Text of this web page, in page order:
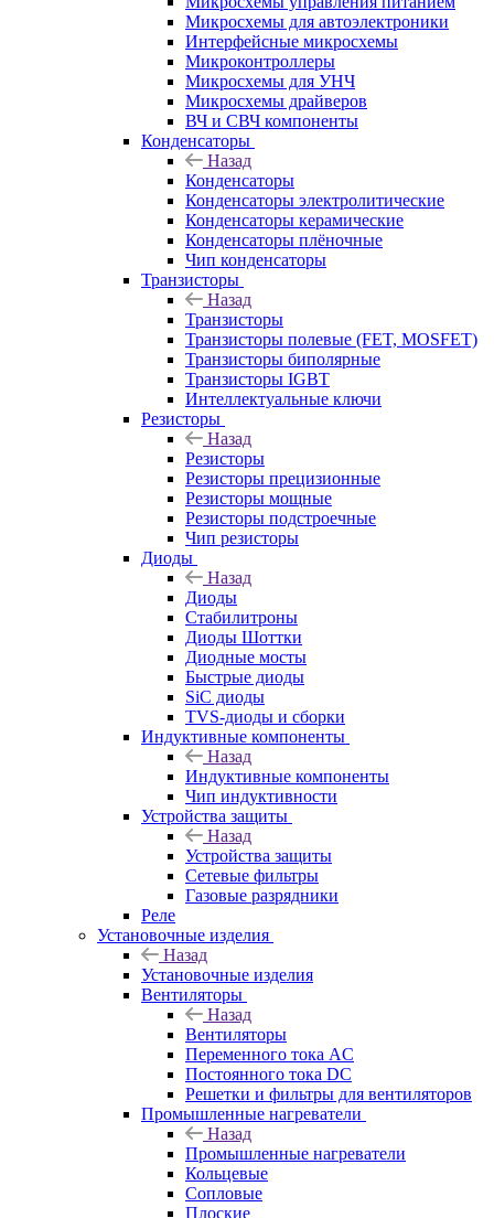
Микросхемы для автоэлектроники
Интерфейсные микросхемы
Микроконтроллеры
Микросхемы для УНЧ
Микросхемы драйверов
ВЧ и СВЧ компоненты
Конденсаторы
Назад
Конденсаторы
Конденсаторы электролитические
Конденсаторы керамические
Конденсаторы плёночные
Чип конденсаторы
Транзисторы
Назад
Транзисторы
Транзисторы полевые (FET, MOSFET)
Транзисторы биполярные
Транзисторы IGBT
Интеллектуальные ключи
Резисторы
Назад
Резисторы
Резисторы прецизионные
Резисторы мощные
Резисторы подстроечные
Чип резисторы
Диоды
Назад
Диоды
Стабилитроны
Диоды Шоттки
Диодные мосты
Быстрые диоды
SiC диоды
TVS-диоды и сборки
Индуктивные компоненты
Назад
Индуктивные компоненты
Чип индуктивности
Устройства защиты
Назад
Устройства защиты
Сетевые фильтры
Газовые разрядники
Реле
Установочные изделия
Назад
Установочные изделия
Вентиляторы
Назад
Вентиляторы
Переменного тока AC
Постоянного тока DC
Решетки и фильтры для вентиляторов
Промышленные нагреватели
Назад
Промышленные нагреватели
Кольцевые
Сопловые
Плоские